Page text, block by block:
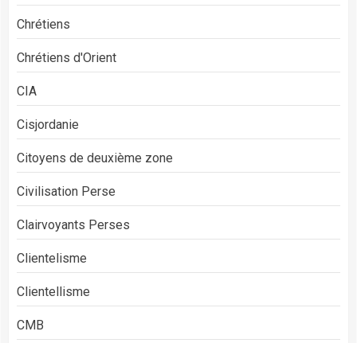
Chrétiens
Chrétiens d'Orient
CIA
Cisjordanie
Citoyens de deuxième zone
Civilisation Perse
Clairvoyants Perses
Clientelisme
Clientellisme
CMB